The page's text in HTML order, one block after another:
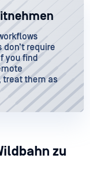
don’t require
you find
treat them as
zu